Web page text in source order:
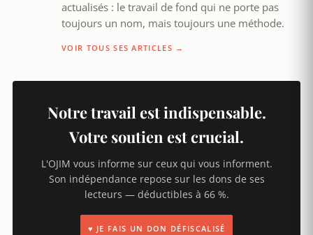
actualisés : le travail de fond qui ne porte pas
toujours un nom, mais toujours une méthode.
VOIR TOUS SES ARTICLES →
Notre travail est indispensable.
Votre soutien est crucial.
L'OJIM vous informe sur ceux qui vous informent.
Son indépendance repose sur les dons de ses
lecteurs — déductibles à 66 %.
♥ JE FAIS UN DON DÉFISCALISÉ